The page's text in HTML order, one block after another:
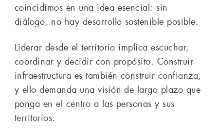
coincidimos en una idea esencial: sin
diálogo, no hay desarrollo sostenible posible.
Liderar desde el territorio implica escuchar,
coordinar y decidir con propósito. Construir
infraestructura es también construir confianza,
y ello demanda una visión de largo plazo que
ponga en el centro a las personas y sus
territorios.